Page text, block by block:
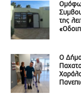
της
Ο